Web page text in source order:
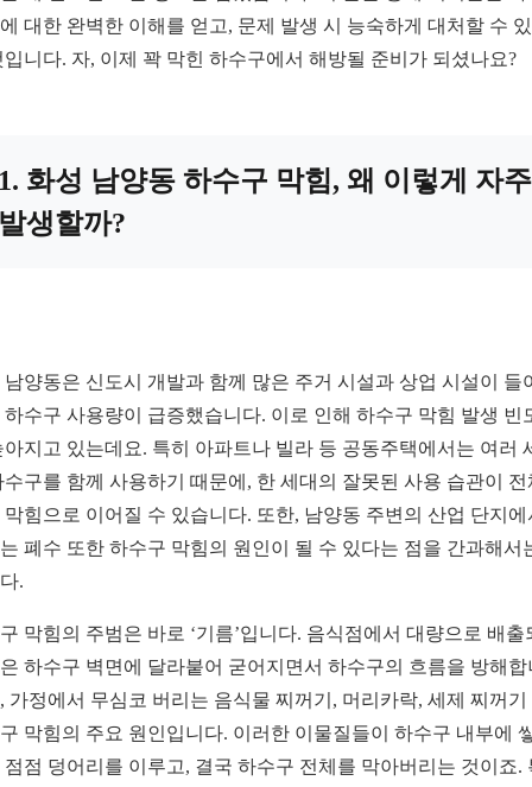
대한 완벽한 이해를 얻고, 문제 발생 시 능숙하게 대처할 수
입니다. 자, 이제 꽉 막힌 하수구에서 해방될 준비가 되셨나요?
화성 남양동 하수구 막힘, 왜 이렇게 자주
생할까?
남양동은 신도시 개발과 함께 많은 주거 시설과 상업 시설이 들
하수구 사용량이 급증했습니다. 이로 인해 하수구 막힘 발생 빈
아지고 있는데요. 특히 아파트나 빌라 등 공동주택에서는 여러
수구를 함께 사용하기 때문에, 한 세대의 잘못된 사용 습관이 전
막힘으로 이어질 수 있습니다. 또한, 남양동 주변의 산업 단지에
폐수 또한 하수구 막힘의 원인이 될 수 있다는 점을 간과해서
.
막힘의 주범은 바로 ‘기름’입니다. 음식점에서 대량으로 배출
하수구 벽면에 달라붙어 굳어지면서 하수구의 흐름을 방해합
가정에서 무심코 버리는 음식물 찌꺼기, 머리카락, 세제 찌꺼기
막힘의 주요 원인입니다. 이러한 이물질들이 하수구 내부에
점점 덩어리를 이루고, 결국 하수구 전체를 막아버리는 것이죠.